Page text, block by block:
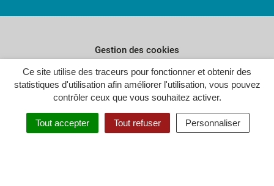
Ce site utilise des traceurs pour fonctionner et obtenir des
statistiques d'utilisation afin améliorer l'utilisation, vous pouvez
contrôler ceux que vous souhaitez activer.
Tout accepter Tout refuser Personnaliser
Gestion des cookies
Plan du site
Politique de confidentialité
Crédits